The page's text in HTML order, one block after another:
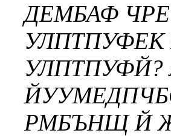
ДЕМБАФ
УЛПТПУФЕК
УЛПТПУФЙ?
РМБЪНЩ Й